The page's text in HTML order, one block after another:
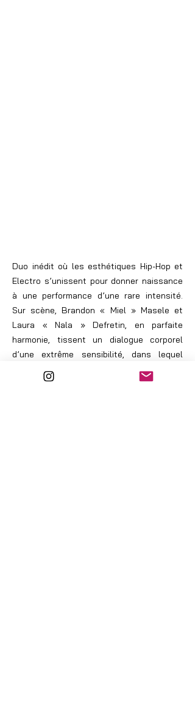
Duo inédit où les esthétiques Hip-Hop et
Electro s’unissent pour donner naissance
à une performance d’une rare intensité.
Sur scène, Brandon « Miel » Masele et
Laura « Nala » Defretin, en parfaite
harmonie, tissent un dialogue corporel
d’une extrême sensibilité, dans lequel
chaque mouvement est une poésie en soi.
La fusion entre leurs corps et leurs